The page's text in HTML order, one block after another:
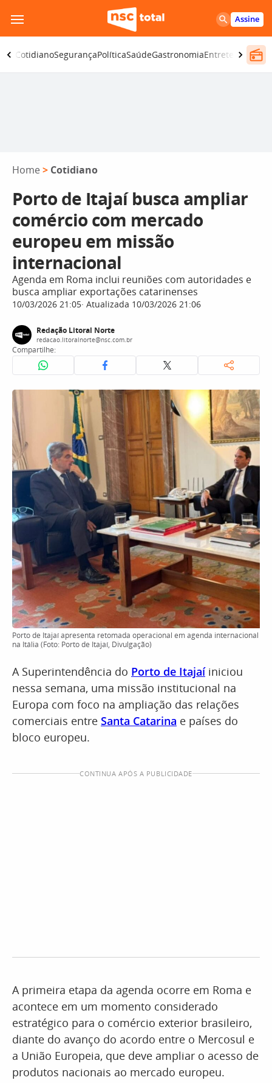
para
o
conteúdo
Assine
CotidianoSegurançaPolíticaSaúdeGastronomiaEntretenimento
Home > Cotidiano
Porto de Itajaí busca ampliar
comércio com mercado
europeu em missão
internacional
Agenda em Roma inclui reuniões com autoridades e
busca ampliar exportações catarinenses
10/03/2026 21:05 Atualizada 10/03/2026 21:06
Redação Litoral Norte
redacao.litoralnorte@nsc.com.br
Compartilhe:
Porto de Itajaí apresenta retomada operacional em agenda internacional
na Itália (Foto: Porto de Itajaí, Divulgação)
A Superintendência do Porto de Itajaíiniciou
nessa semana, uma missão institucional na
Europa com foco na ampliação das relações
comerciais entre Santa Catarina e países do
bloco europeu.
CONTINUA APÓS A PUBLICIDADE
A primeira etapa da agenda ocorre em Roma e
acontece em um momento considerado
estratégico para o comércio exterior brasileiro,
diante do avanço do acordo entre o Mercosul e
a União Europeia, que deve ampliar o acesso de
produtos nacionais ao mercado europeu.